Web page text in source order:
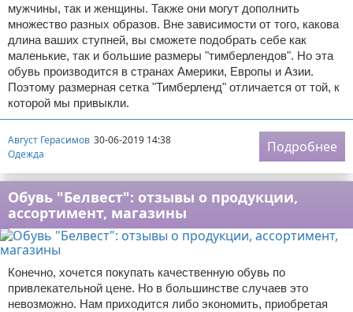
мужчины, так и женщины. Также они могут дополнить
множество разных образов. Вне зависимости от того, какова
длина ваших ступней, вы сможете подобрать себе как
маленькие, так и большие размеры "тимберлендов". Но эта
обувь производится в странах Америки, Европы и Азии.
Поэтому размерная сетка "Тимберленд" отличается от той, к
которой мы привыкли.
Август Герасимов 30-06-2019 14:38
Одежда
Подробнее
Обувь "Белвест": отзывы о продукции,
ассортимент, магазины
Конечно, хочется покупать качественную обувь по
привлекательной цене. Но в большинстве случаев это
невозможно. Нам приходится либо экономить, приобретая